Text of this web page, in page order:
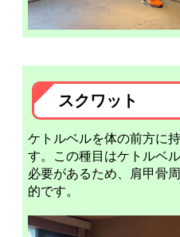
スクワット
ケトルベルを体の前方に
す。この種目はケトルベ
必要があるため、肩甲骨
的です。